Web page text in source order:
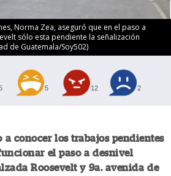
Norma Zea, aseguró que en el paso a
sólo esta pendiente la señalización
de Guatemala/Soy502)
5 12 2
conocer los trabajos pendientes
el paso a desnivel
Roosevelt y 9a. avenida de